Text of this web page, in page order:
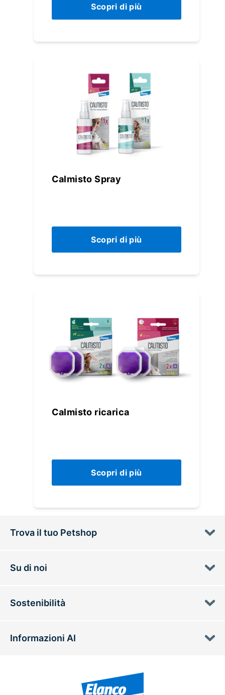
Scopri di più
Calmisto Spray
Scopri di più
Calmisto ricarica
Scopri di più
Trova il tuo Petshop
Su di noi
Sostenibilità
Informazioni AI